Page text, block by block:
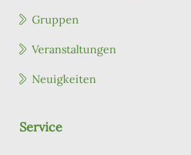
Gruppen
Veranstaltungen
Neuigkeiten
Service